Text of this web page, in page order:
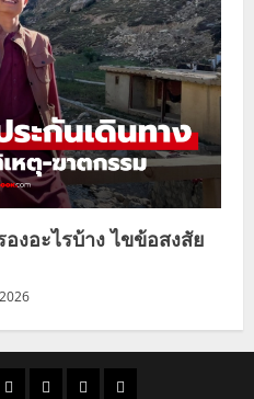
งอะไรบ้าง ไขข้อสงสัย
ข่าว ดูด ที่ ผู้ชาย